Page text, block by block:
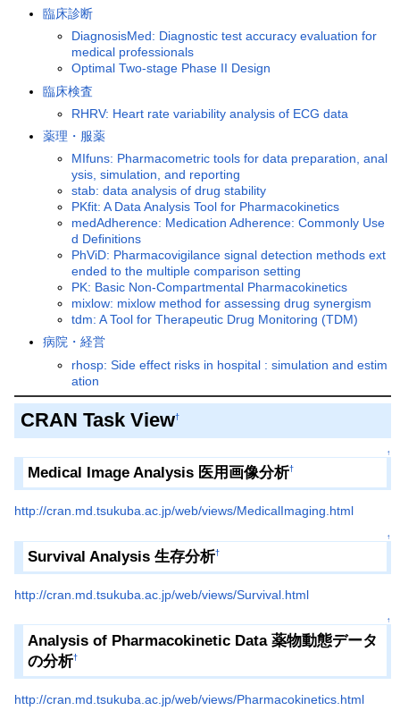
臨床診断
DiagnosisMed: Diagnostic test accuracy evaluation for
medical professionals
Optimal Two-stage Phase II Design
臨床検査
RHRV: Heart rate variability analysis of ECG data
薬理・服薬
MIfuns: Pharmacometric tools for data preparation, anal
ysis, simulation, and reporting
stab: data analysis of drug stability
PKfit: A Data Analysis Tool for Pharmacokinetics
medAdherence: Medication Adherence: Commonly Use
d Definitions
PhViD: Pharmacovigilance signal detection methods ext
ended to the multiple comparison setting
PK: Basic Non-Compartmental Pharmacokinetics
mixlow: mixlow method for assessing drug synergism
tdm: A Tool for Therapeutic Drug Monitoring (TDM)
病院・経営
rhosp: Side effect risks in hospital : simulation and estim
ation
CRAN Task View†
↑
Medical Image Analysis 医用画像分析†
http://cran.md.tsukuba.ac.jp/web/views/MedicalImaging.html
↑
Survival Analysis 生存分析†
http://cran.md.tsukuba.ac.jp/web/views/Survival.html
↑
Analysis of Pharmacokinetic Data 薬物動態データ
の分析†
http://cran.md.tsukuba.ac.jp/web/views/Pharmacokinetics.html